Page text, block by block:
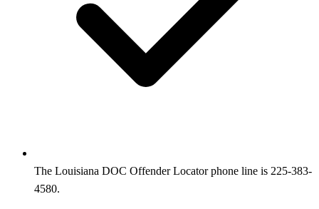
The Louisiana DOC Offender Locator phone line is 225-383-
4580.